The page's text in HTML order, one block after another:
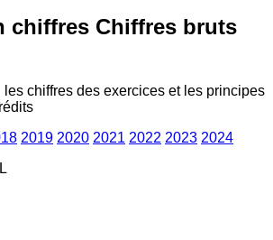
chiffres Chiffres bruts
les chiffres des exercices et les principes
2019 2020 2021 2022 2023 2024